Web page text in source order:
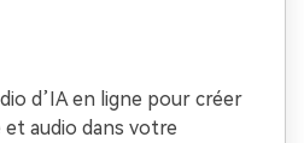
d’IA en ligne pour créer
audio dans votre